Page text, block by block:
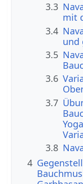
3.3
mit
3.4
und
3.5
3.6
3.7
3.8
4